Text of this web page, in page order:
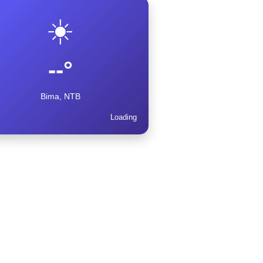
☀️
--°
Bima, NTB
Loading